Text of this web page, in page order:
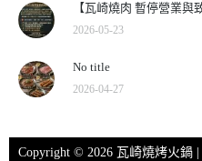
【瓦崎燒肉 暫停營業與
2026-05-23
No title
2026-04-27
Copyright © 2026 瓦崎燒烤火鍋